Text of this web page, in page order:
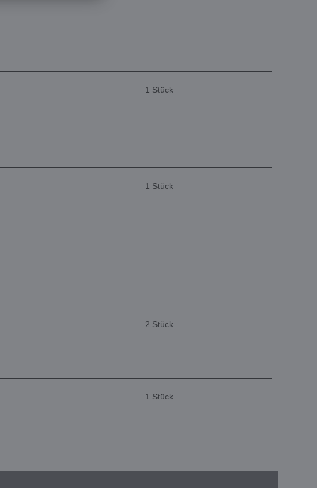
1 Stück
1 Stück
2 Stück
1 Stück